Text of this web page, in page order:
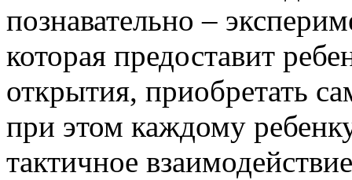
познавательно –
которая предоставит
открытия, приобретать
при этом каждому
тактичное